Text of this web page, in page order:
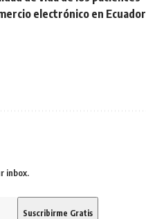
electrónico en Ecuador
inbox.